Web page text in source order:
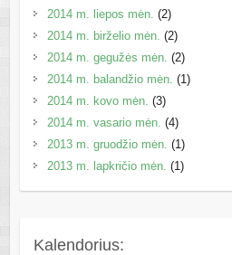
2014 m. liepos mėn. (2)
2014 m. birželio mėn. (2)
2014 m. gegužės mėn. (2)
2014 m. balandžio mėn. (1)
2014 m. kovo mėn. (3)
2014 m. vasario mėn. (4)
2013 m. gruodžio mėn. (1)
2013 m. lapkričio mėn. (1)
Kalendorius: